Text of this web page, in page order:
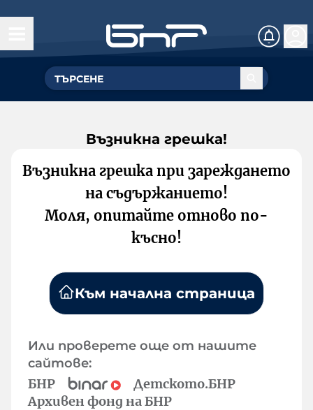
Възникна грешка!
Възникна грешка при зареждането
на съдържанието!
Моля, опитайте отново по-
късно!
Към начална страница
Или проверете още от нашите
сайтове:
БНР
Детското.БНР
Архивен фонд на БНР